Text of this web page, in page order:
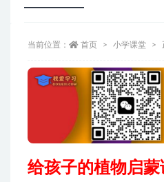
当前位置： 首页 小学课堂
给孩子的植物启蒙